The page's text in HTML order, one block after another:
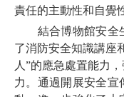
責任的主動性和自覺
結合博物館安全生
了消防安全知識講座
人”的應急處置能力
力。通過開展安全宣